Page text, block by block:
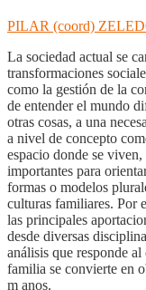
PILAR (coord)
La sociedad actual se
transformaciones
como la gestión de la
de entender el mundo
otras cosas, a una
a nivel de concepto
espacio donde se viven,
importantes para
formas o modelos
culturas familiares. Por
las principales
desde diversas
análisis que responde
familia se convierte en
m anos.